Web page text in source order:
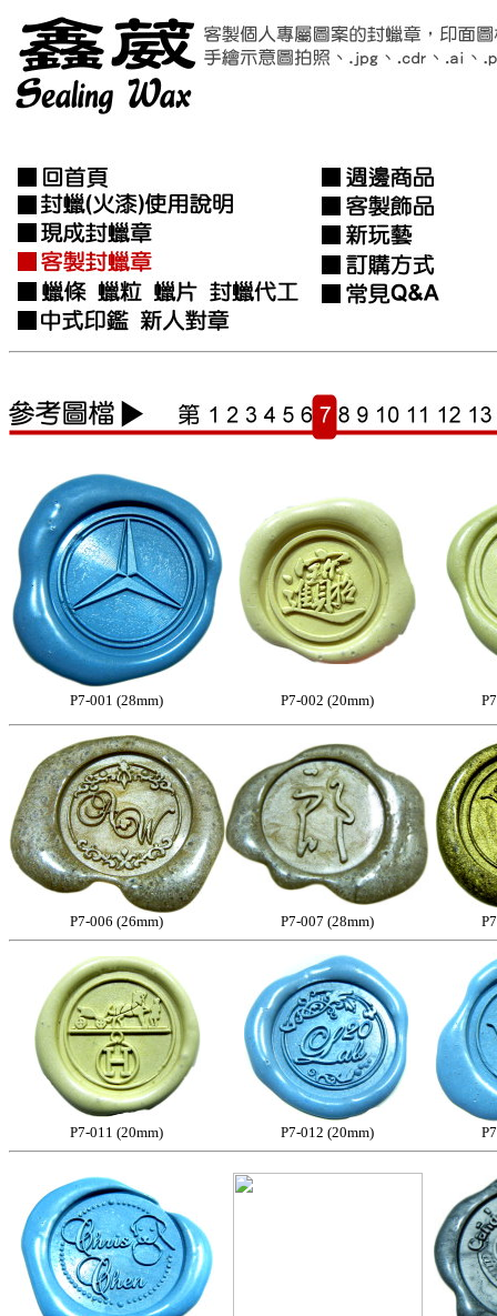
P7-001 (28mm) P7-002 (20mm)
P7-006 (26mm) P7-007 (28mm)
P7-011 (20mm) P7-012 (20mm)